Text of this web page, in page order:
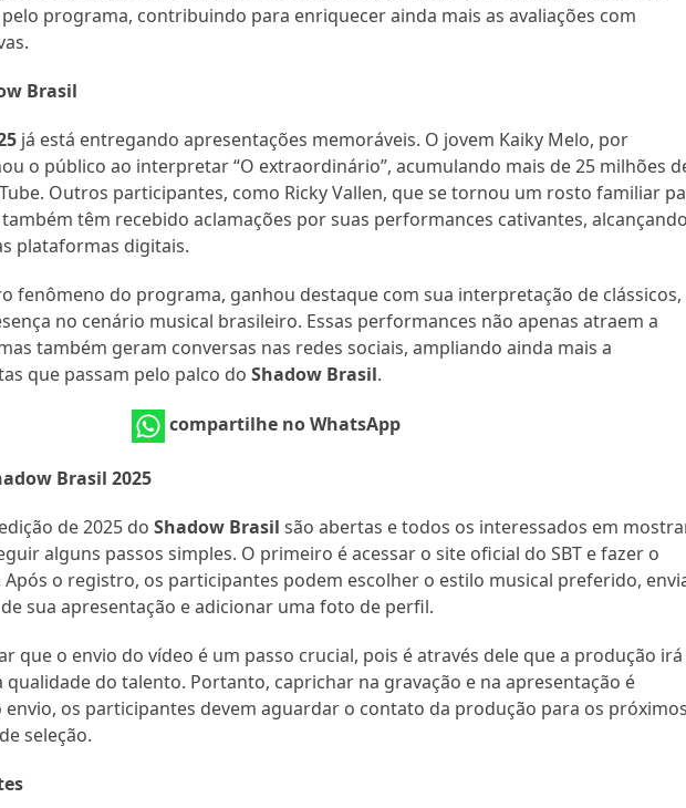
programa, contribuindo para enriquecer ainda mais as avaliações com
Brasil
já está entregando apresentações memoráveis. O jovem Kaiky Melo, por
o público ao interpretar “O extraordinário”, acumulando mais de 25 milhões
Outros participantes, como Ricky Vallen, que se tornou um rosto familiar
têm recebido aclamações por suas performances cativantes, alcançando
plataformas digitais.
fenômeno do programa, ganhou destaque com sua interpretação de clássicos,
no cenário musical brasileiro. Essas performances não apenas atraem a
também geram conversas nas redes sociais, ampliando ainda mais a
que passam pelo palco doShadow Brasil.
compartilhe no WhatsApp
Brasil 2025
de 2025 doShadow Brasil são abertas e todos os interessados em
alguns passos simples. O primeiro é acessar o site oficial do SBT e fazer o
Após o registro, os participantes podem escolher o estilo musical preferido,
sua apresentação e adicionar uma foto de perfil.
que o envio do vídeo é um passo crucial, pois é através dele que a produção irá
qualidade do talento. Portanto, caprichar na gravação e na apresentação é
os participantes devem aguardar o contato da produção para os próximos
seleção.